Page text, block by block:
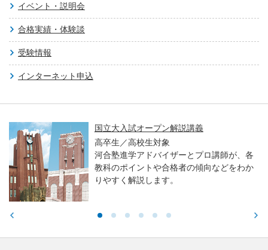
イベント・説明会
合格実績・体験談
受験情報
インターネット申込
国立大入試オープン解説講義
高卒生／高校生対象
河合塾進学アドバイザーとプロ講師が、各
教科のポイントや合格者の傾向などをわか
りやすく解説します。